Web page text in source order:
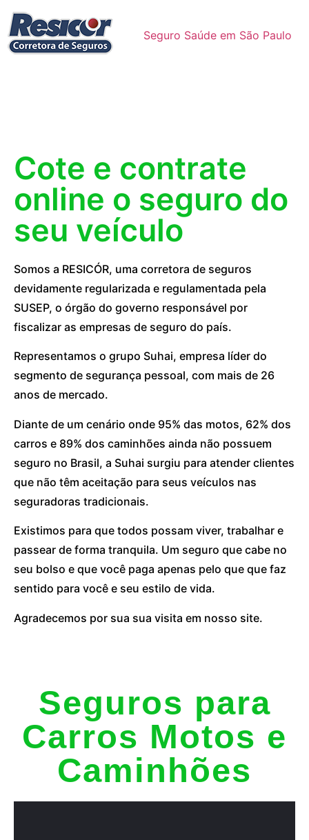
Seguro Saúde em São Paulo
Cote e contrate
online o seguro do
seu veículo
Somos a RESICÓR, uma corretora de seguros
devidamente regularizada e regulamentada pela
SUSEP, o órgão do governo responsável por
fiscalizar as empresas de seguro do país.
Representamos o grupo Suhai, empresa líder do
segmento de segurança pessoal, com mais de 26
anos de mercado.
Diante de um cenário onde 95% das motos, 62% dos
carros e 89% dos caminhões ainda não possuem
seguro no Brasil, a Suhai surgiu para atender clientes
que não têm aceitação para seus veículos nas
seguradoras tradicionais.
Existimos para que todos possam viver, trabalhar e
passear de forma tranquila. Um seguro que cabe no
seu bolso e que você paga apenas pelo que que faz
sentido para você e seu estilo de vida.
Agradecemos por sua sua visita em nosso site.
Seguros para
Carros Motos e
Caminhões